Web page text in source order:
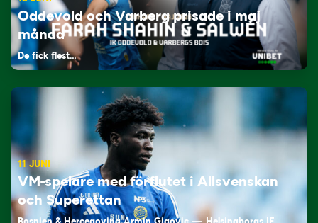
Oddevold och Varberg prisade i maj
månad
De fick flest…
11 JUNI
VM-spelare med förflutet i Allsvenskan
och Superettan